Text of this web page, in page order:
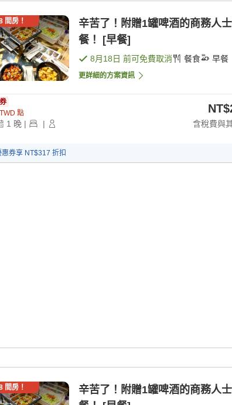
間房！
辛苦了！附贈1罐啤酒的商務人
餐！ [早餐]
8月18日 前可免費取消 餐食 早餐
更詳細的方案資訊
TWD 點
1 晚 | | 含稅費與
惠券享 NT$317 折扣
間房！
辛苦了！附贈1罐啤酒的商務人